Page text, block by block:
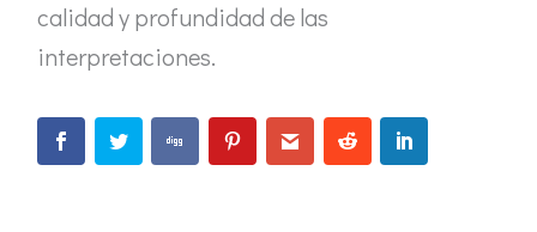
calidad y profundidad de las
interpretaciones.